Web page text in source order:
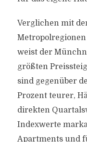
Verglichen mit
weist der
größten
sind gegenüber
Prozent teurer,
direkten
Indexwerte
Apartments und